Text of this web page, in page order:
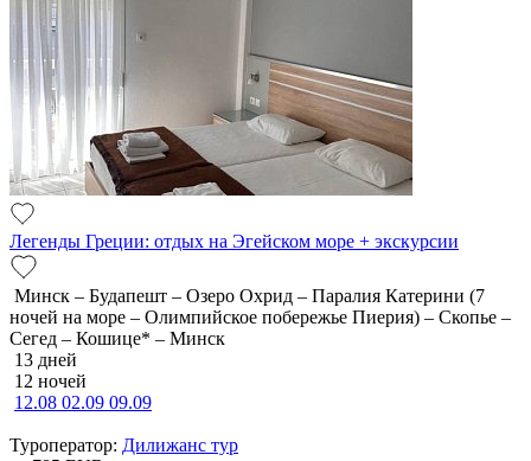
Легенды Греции: отдых на Эгейском море + экскурсии
Минск – Будапешт – Озеро Охрид – Паралия Катерини (7
ночей на море – Олимпийское побережье Пиерия) – Скопье –
Сегед – Кошице* – Минск
13 дней
12 ночей
12.08 02.09 09.09
Туроператор: Дилижанс тур